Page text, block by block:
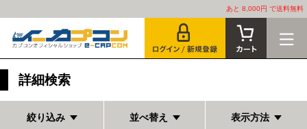
あと 8,000円 で送料無料
詳細検索
絞り込み 並べ替え 表示方法